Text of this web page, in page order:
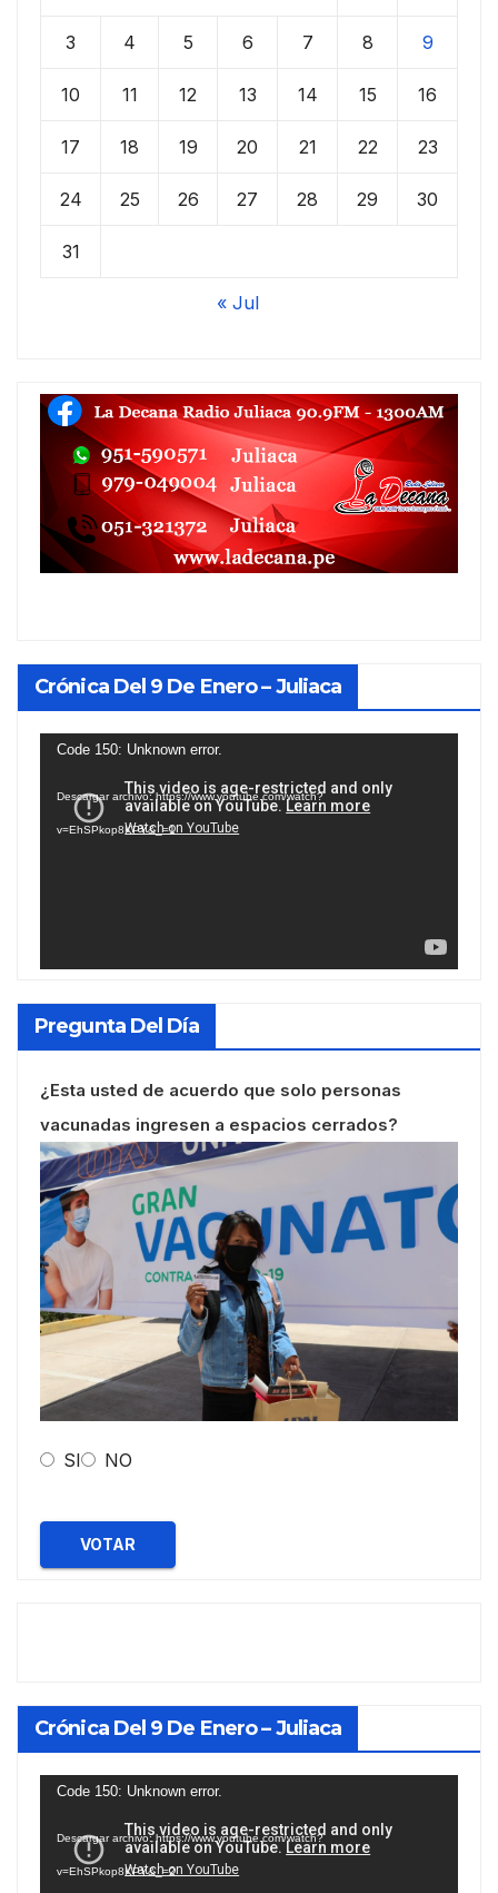
3 4 5 6 7 8 9
10 11 12 13 14 15 16
17 18 19 20 21 22 23
24 25 26 27 28 29 30
31
« Jul
Crónica Del 9 De Enero – Juliaca
Reproductor
vídeo
Code 150: Unknown error.
Descargar archivo: https://www.youtube.com/watch?
v=EhSPkop8KPY&_=1
Pregunta Del Día
¿Esta usted de acuerdo que solo personas
vacunadas ingresen a espacios cerrados?
SI NO
VOTAR
Crónica Del 9 De Enero – Juliaca
Reproductor
vídeo
Code 150: Unknown error.
Descargar archivo: https://www.youtube.com/watch?
v=EhSPkop8KPY&_=2